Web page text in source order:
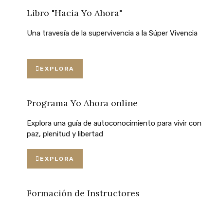
Libro "Hacia Yo Ahora"
Una travesía de la supervivencia a la Súper Vivencia
EXPLORA
Programa Yo Ahora online
Explora una guía de autoconocimiento para vivir con
paz, plenitud y libertad
EXPLORA
Formación de Instructores